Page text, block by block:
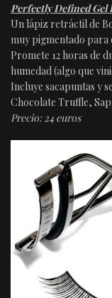
Perfectly Defined Gel
Un lápiz retráctil de
muy pigmentado para
Promete 12 horas de
humedad (algo que
Incluye sacapuntas y
Chocolate Truffle,
Precio: 24 euros